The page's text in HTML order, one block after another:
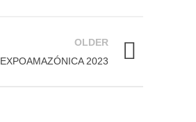
OLDER
EXPOAMAZÓNICA 2023